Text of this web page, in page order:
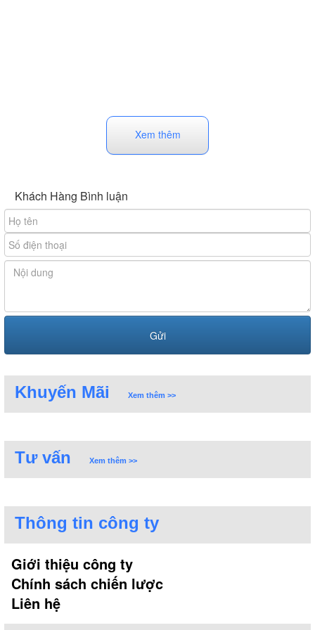
Xem thêm
Khách Hàng Bình luận
Khuyến Mãi Xem thêm >>
Tư vấn Xem thêm >>
Thông tin công ty
Giới thiệu công ty
Chính sách chiến lược
Liên hệ